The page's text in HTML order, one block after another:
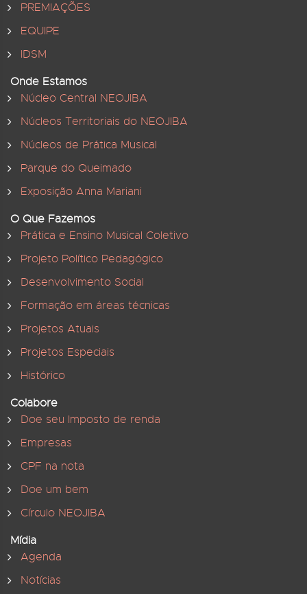
PREMIAÇÕES
EQUIPE
IDSM
Onde Estamos
Núcleo Central NEOJIBA
Núcleos Territoriais do NEOJIBA
Núcleos de Prática Musical
Parque do Queimado
Exposição Anna Mariani
O Que Fazemos
Prática e Ensino Musical Coletivo
Projeto Político Pedagógico
Desenvolvimento Social
Formação em áreas técnicas
Projetos Atuais
Projetos Especiais
Histórico
Colabore
Doe seu Imposto de renda
Empresas
CPF na nota
Doe um bem
Círculo NEOJIBA
Mídia
Agenda
Notícias